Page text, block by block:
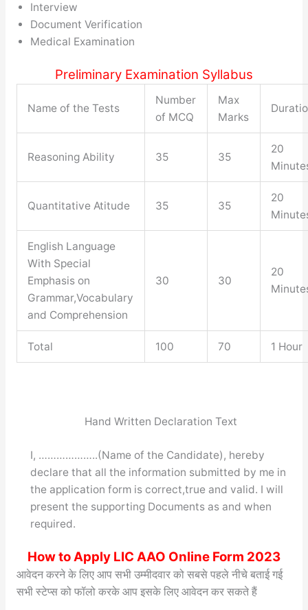
Interview
Document Verification
Medical Examination
Preliminary Examination Syllabus
Name of the Tests
Number
of MCQ
Max
Marks
Reasoning Ability 35 35
20
Quantitative Atitude 35 35
20
English Language
With Special
Emphasis on
Grammar,Vocabulary
and Comprehension
30 30
20
Total 100 70 1 Hour
Hand Written Declaration Text
I, ………………..(Name of the Candidate), hereby
declare that all the information submitted by me in
the application form is correct,true and valid. I will
present the supporting Documents as and when
required.
How to Apply LIC AAO Online Form 2023
आवेदन करने के लिए आप सभी उम्मीदवार को सबसे पहले नीचे बताई गई
सभी स्टेप्स को फॉलो करके आप इसके लिए आवेदन कर सकते हैं